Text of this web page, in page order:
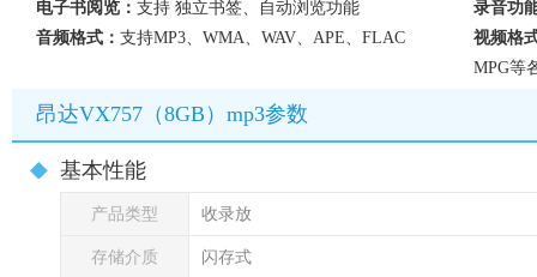
电子书阅览： 支持 独立书签、自动浏览功能
录音功
音频格式： 支持MP3、WMA、WAV、APE、FLAC
视频格
MPG等
昂达VX757（8GB）mp3参数
基本性能
产品类型 收录放
存储介质 闪存式